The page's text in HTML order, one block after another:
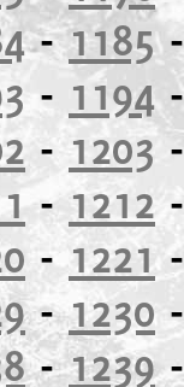
-1185
- 1194
-1203
-1212
-1221
-1230
-1239